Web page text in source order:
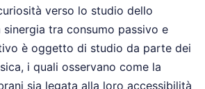
verso lo studio dello
sinergia tra consumo passivo e
è oggetto di studio da parte dei
i quali osservano come la
sia legata alla loro accessibilità